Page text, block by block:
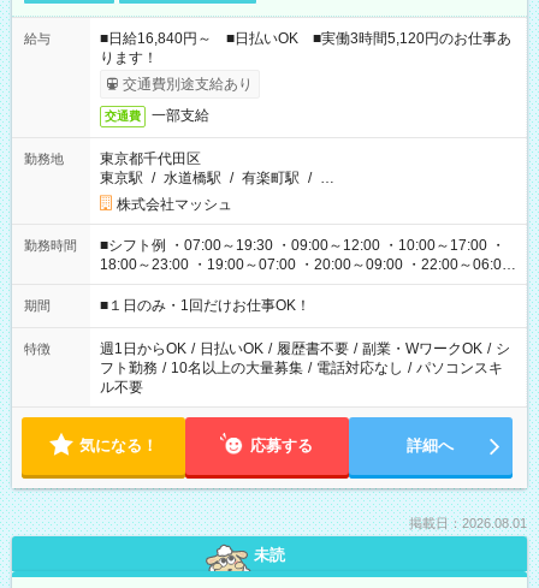
給与
■日給16,840円～ ■日払いOK ■実働3時間5,120円のお仕事あ
ります！
交通費別途支給あり
交通費 一部支給
勤務地
東京都千代田区
東京駅 / 水道橋駅 / 有楽町駅 / …
株式会社マッシュ
勤務時間
■シフト例 ・07:00～19:30 ・09:00～12:00 ・10:00～17:00 ・
18:00～23:00 ・19:00～07:00 ・20:00～09:00 ・22:00～06:00
etc ★最短で3時間で5,120円のお仕事から 15時間で2万円近く稼
げるお仕事も！ ご希望のお時間に合わせてご紹介！ ※シフトは
ください！
期間 ■１日のみ・1回だけお仕事OK！
特徴 週1日からOK / 日払いOK / 履歴書不要 / 副業・WワークOK / シ
フト勤務 / 10名以上の大量募集 / 電話対応なし / パソコンスキ
ル不要
気になる！ 応募する 詳細へ
掲載日：2026.08.01
未読